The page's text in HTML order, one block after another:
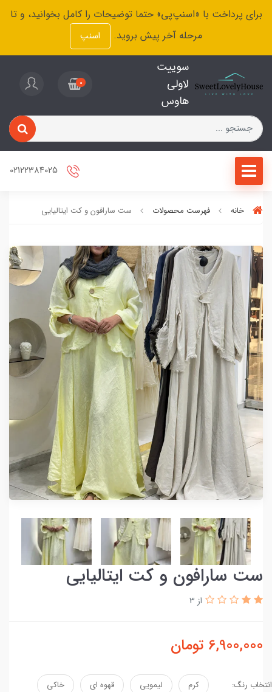
برای پرداخت با «اسنپ‌پی» حتما توضیحات را کامل بخوانید، و تا
مرحله آخر پیش بروید.
اسنپ
سوییت
لاولی
هاوس
0
خانه فهرست محصولات ست سارافون و کت ایتالیایی
ست سارافون و کت ایتالیایی
از 3
6,900,000 تومان
انتخاب رنگ: کرم لیمویی قهوه ای خاکی